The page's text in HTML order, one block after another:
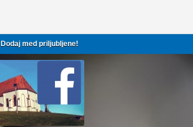
Dodaj med priljubljene!